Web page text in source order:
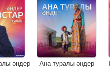
әндер Ана туралы әндер